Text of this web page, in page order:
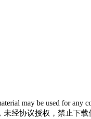
may be used for
经协议授权，禁止下